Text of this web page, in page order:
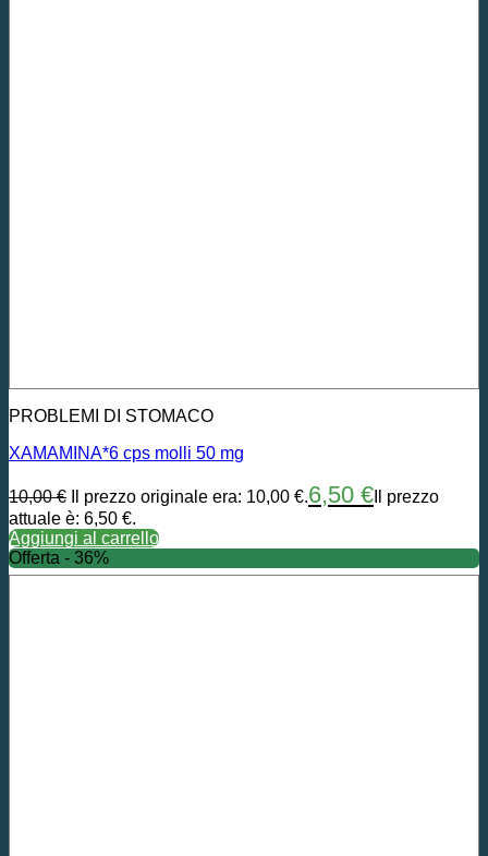
PROBLEMI DI STOMACO
XAMAMINA*6 cps molli 50 mg
10,00€ Il prezzo originale era: 10,00 €.6,50 € Il prezzo
attuale è: 6,50 €.
Aggiungi al carrello
Offerta - 36%